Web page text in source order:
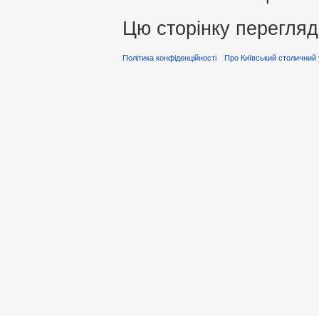
Цю сторінку
Політика конфіденційності Про Київський столичний